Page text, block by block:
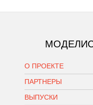
О ПРОЕКТЕ
ПАРТНЕРЫ
ВЫПУСКИ